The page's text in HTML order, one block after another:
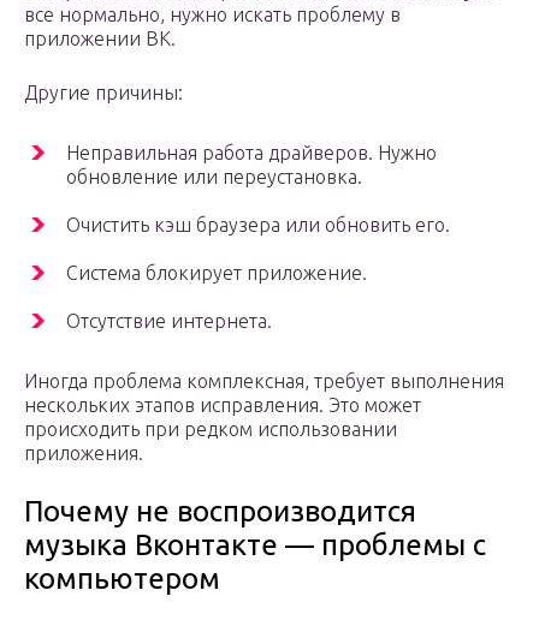
все нормально, нужно искать проблему в
приложении ВК.
Другие причины:
Неправильная работа драйверов. Нужно
обновление или переустановка.
Очистить кэш браузера или обновить его.
Система блокирует приложение.
Отсутствие интернета.
Иногда проблема комплексная, требует выполнения
нескольких этапов исправления. Это может
происходить при редком использовании
приложения.
Почему не воспроизводится
музыка Вконтакте — проблемы с
компьютером